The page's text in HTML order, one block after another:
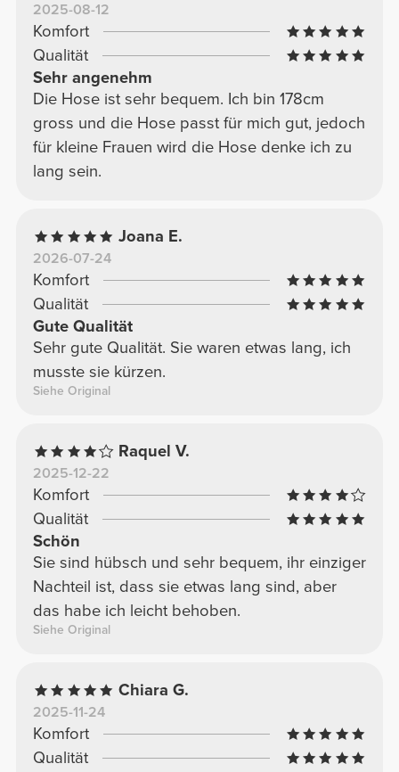
2025-08-12
Komfort
Qualität
Sehr angenehm
Die Hose ist sehr bequem. Ich bin 178cm
gross und die Hose passt für mich gut, jedoch
für kleine Frauen wird die Hose denke ich zu
lang sein.
Joana E.
2026-07-24
Komfort
Qualität
Gute Qualität
Sehr gute Qualität. Sie waren etwas lang, ich
musste sie kürzen.
Siehe Original
Raquel V.
2025-12-22
Komfort
Qualität
Schön
Sie sind hübsch und sehr bequem, ihr einziger
Nachteil ist, dass sie etwas lang sind, aber
das habe ich leicht behoben.
Siehe Original
Chiara G.
2025-11-24
Komfort
Qualität